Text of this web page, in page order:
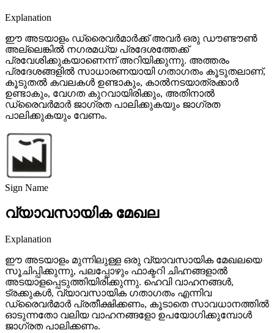
Explanation
ഈ അടയാളം ഡ്രൈവർമാർക്ക് അവർ ഒരു ഡൗണ്ടൗൺ
അല്ലെങ്കിൽ നഗരമധ്യ പ്രദേശത്തേക്ക്
പ്രവേശിക്കുകയാണെന്ന് അറിയിക്കുന്നു. അത്തരം
പ്രദേശങ്ങളിൽ സാധാരണയായി ഗതാഗതം കൂടുതലാണ്,
കൂടുതൽ കവലകൾ ഉണ്ടാകും, കാൽനടയാത്രക്കാർ
ഉണ്ടാകും, വേഗത കുറവായിരിക്കും, അതിനാൽ
ഡ്രൈവർമാർ ജാഗ്രത പാലിക്കുകയും ജാഗ്രത
പാലിക്കുകയും വേണം.
Sign Name
വ്യാവസായിക മേഖല
Explanation
ഈ അടയാളം മുന്നിലുള്ള ഒരു വ്യാവസായിക മേഖലയെ
സൂചിപ്പിക്കുന്നു, പലപ്പോഴും ഫാക്ടറി ചിഹ്നങ്ങളാൽ
അടയാളപ്പെടുത്തിയിരിക്കുന്നു. ഹെവി വാഹനങ്ങൾ,
ട്രക്കുകൾ, വ്യാവസായിക ഗതാഗതം എന്നിവ
ഡ്രൈവർമാർ പ്രതീക്ഷിക്കണം, കൂടാതെ സാവധാനത്തിൽ
ഓടുന്നതോ വലിയ വാഹനങ്ങളോ ഉപയോഗിക്കുമ്പോൾ
ജാഗ്രത പാലിക്കണം.